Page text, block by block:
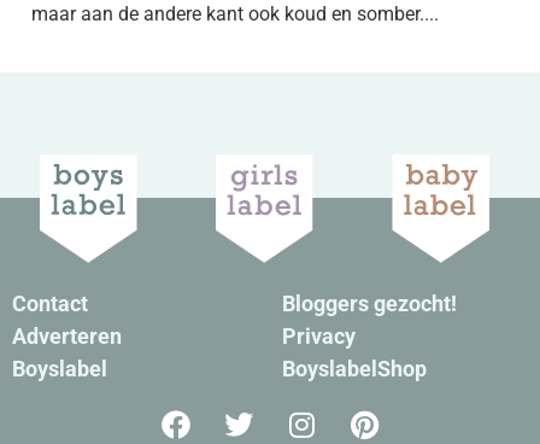
maar aan de andere kant ook koud en somber....
Contact
Adverteren
Boyslabel
Bloggers gezocht!
Privacy
BoyslabelShop